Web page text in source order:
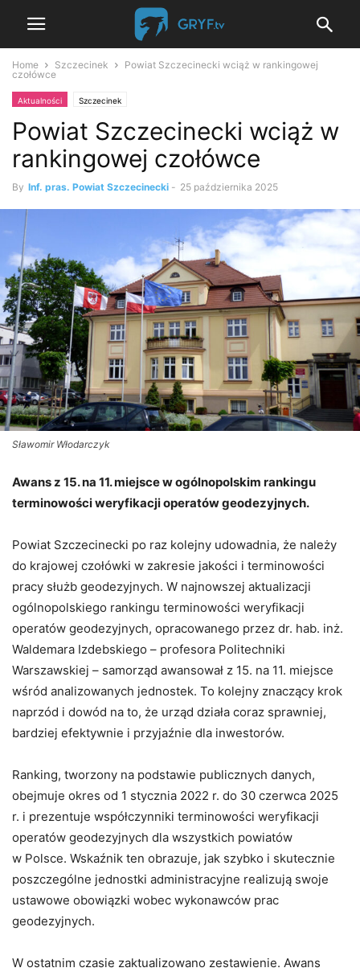
Home Szczecinek
Powiat Szczecinecki wciąż w rankingowej
czołówce
Aktualności Szczecinek
Powiat Szczecinecki wciąż w
rankingowej czołówce
By Inf. pras. Powiat Szczecinecki - 25 października 2025
Sławomir Włodarczyk
Awans z 15. na 11. miejsce w ogólnopolskim rankingu
terminowości weryfikacji operatów geodezyjnych.
Powiat Szczecinecki po raz kolejny udowadnia, że należy
do krajowej czołówki w zakresie jakości i terminowości
pracy służb geodezyjnych. W najnowszej aktualizacji
ogólnopolskiego rankingu terminowości weryfikacji
operatów geodezyjnych, opracowanego przez dr. hab. inż.
Waldemara Izdebskiego – profesora Politechniki
Warszawskiej – samorząd awansował z 15. na 11. miejsce
wśród analizowanych jednostek. To kolejny znaczący krok
naprzód i dowód na to, że urząd działa coraz sprawniej,
bardziej efektywnie i przyjaźnie dla inwestorów.
Ranking, tworzony na podstawie publicznych danych,
obejmuje okres od 1 stycznia 2022 r. do 30 czerwca 2025
r. i prezentuje współczynniki terminowości weryfikacji
operatów geodezyjnych dla wszystkich powiatów
w Polsce. Wskaźnik ten obrazuje, jak szybko i skutecznie
poszczególne jednostki administracyjne realizują swoje
ustawowe obowiązki wobec wykonawców prac
geodezyjnych.
W ostatnim czasie zaktualizowano zestawienie. Awans